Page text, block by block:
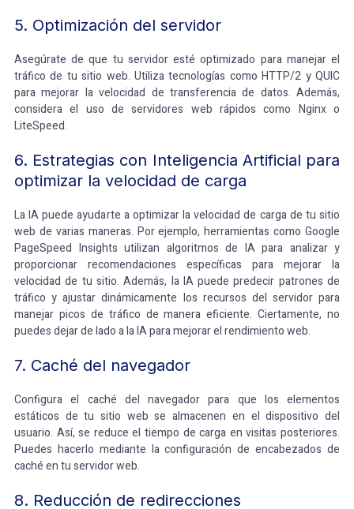
5. Optimización del servidor
Asegúrate de que tu servidor esté optimizado para manejar el
tráfico de tu sitio web. Utiliza tecnologías como HTTP/2 y QUIC
para mejorar la velocidad de transferencia de datos. Además,
considera el uso de servidores web rápidos como Nginx o
LiteSpeed.
6. Estrategias con Inteligencia Artificial para
optimizar la velocidad de carga
La IA puede ayudarte a optimizar la velocidad de carga de tu sitio
web de varias maneras. Por ejemplo, herramientas como Google
PageSpeed Insights utilizan algoritmos de IA para analizar y
proporcionar recomendaciones específicas para mejorar la
velocidad de tu sitio. Además, la IA puede predecir patrones de
tráfico y ajustar dinámicamente los recursos del servidor para
manejar picos de tráfico de manera eficiente. Ciertamente, no
puedes dejar de lado a la IA para mejorar el rendimiento web.
7. Caché del navegador
Configura el caché del navegador para que los elementos
estáticos de tu sitio web se almacenen en el dispositivo del
usuario. Así, se reduce el tiempo de carga en visitas posteriores.
Puedes hacerlo mediante la configuración de encabezados de
caché en tu servidor web.
8. Reducción de redirecciones